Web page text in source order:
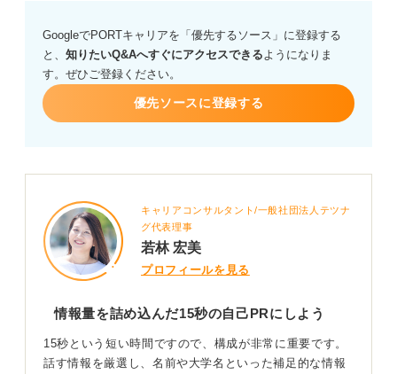
GoogleでPORTキャリアを「優先するソース」に登録する
と、 知りたいQ&Aへすぐにアクセスできるようになりま
す。ぜひご登録ください。
優先ソースに登録する
キャリアコンサルタント/一般社団法人テツナ
グ代表理事
若林 宏美
プロフィールを見る
情報量を詰め込んだ15秒の自己PRにしよう
15秒という短い時間ですので、構成が非常に重要です。
話す情報を厳選し、名前や大学名といった補足的な情報